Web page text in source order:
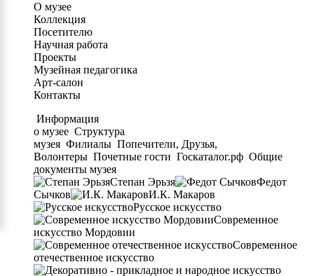
О музее
Коллекция
Посетителю
Научная работа
Проекты
Музейная педагогика
Арт-салон
Контакты
Информация
о музее Структура
музея Филиалы Попечители, Друзья,
Волонтеры Почетные гости Госкаталог.рф Общие
документы музея
Степан Эрьзя
Федот
Сычков
И.К. Макаров
Русское искусство
Современное
искусство Мордовии
Современное
отечественное искусство